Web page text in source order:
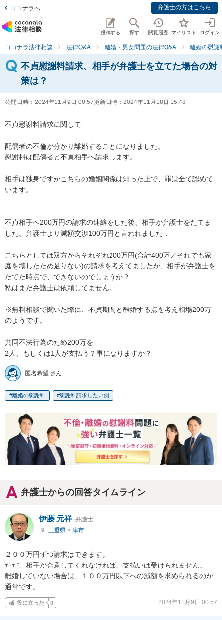
ココナラへ 弁護士の方はこちら
投稿する 探す 閲覧履歴 マイリスト ログイン
ココナラ法律相談 法律Q&A 離婚・男女問題の法律Q&A 離婚の慰謝
不貞慰謝料請求、相手が弁護士を立てた場合の対
策は？
公開日時： 2024年11月9日 00:57更新日時： 2024年11月18日 15:48
不貞慰謝料請求に関して
配偶者の不倫が分かり離婚することになりました。
慰謝料は配偶者と不貞相手へ請求します。
相手は独身ですがこちらの婚姻関係は知った上で、罪は全て認めて
います。
不貞相手へ200万円の請求の連絡をした後、相手が弁護士をたてま
した。弁護士より減額交渉100万円と言われました．
こちらとしては双方からそれぞれ200万円(合計400万／それでも家
庭を壊したため足りない)の請求を考えてましたが、相手が弁護士を
たてた時点で、できないのでしょうか？
私はまだ弁護士は依頼してません。
※無料相談で聞いた際に、不貞期間と離婚する点を考え相場200万
のようです。
共同不法行為のため200万を
2人、もしくは1人が支払う？事になりますか？
匿名希望 さん
離婚の慰謝料 慰謝料請求したい側
弁護士からの回答タイムライン
伊藤 元祥 弁護士
三重県 > 津市
２００万円ずつ請求はできます。
ただ、相手が合意してくれなければ、支払いは受けられません。
離婚していない場合は、１００万円以下への減額を求められるのが
通常です。
役に立った 0 2024年11月9日 00:57